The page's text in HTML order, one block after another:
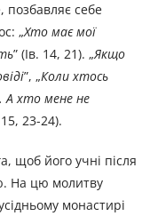
позбавляє себе
„Хто має мої
” (Ів. 14, 21). „Якщо
”, „Коли хтось
А хто мене не
15, 23-24).
щоб його учні після
На цю молитву
монастирі